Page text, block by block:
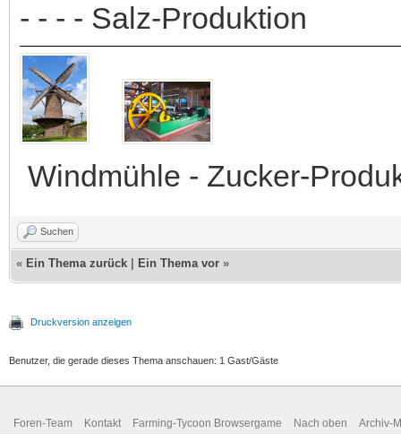
- - - - Salz-Produktion
Windmühle - Zucker-
Suchen
« Ein Thema zurück Ein Thema vor »
Druckversion anzeigen
Benutzer, die gerade dieses Thema anschauen: 1 Gast/Gäste
Foren-Team Kontakt Farming-Tycoon Browsergame Nach oben Archiv-